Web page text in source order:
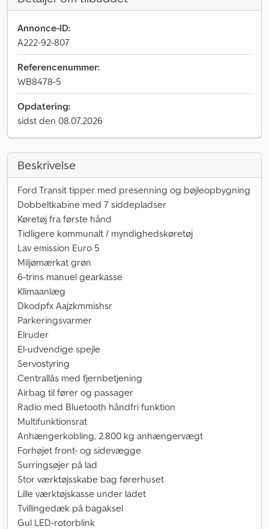
Annonce-ID:
A222-92-807
Referencenummer:
WB8478-5
Opdatering:
sidst den 08.07.2026
Beskrivelse
Ford Transit tipper med presenning og bøjleopbygning
Dobbeltkabine med 7 siddepladser
Køretøj fra første hånd
Tidligere kommunalt / myndighedskøretøj
Lav emission Euro 5
Miljømærkat grøn
6-trins manuel gearkasse
Klimaanlæg
Dkodpfx Aajzkmmishsr
Parkeringsvarmer
Elruder
El-udvendige spejle
Servostyring
Centrallås med fjernbetjening
Airbag til fører og passager
Radio med Bluetooth håndfri funktion
Multifunktionsrat
Anhængerkobling, 2.800 kg anhængervægt
Forhøjet front- og sidevægge
Surringsøjer på lad
Stor værktøjsskabe bag førerhuset
Lille værktøjskasse under ladet
Tvillingedæk på bagaksel
Gul LED-rotorblink